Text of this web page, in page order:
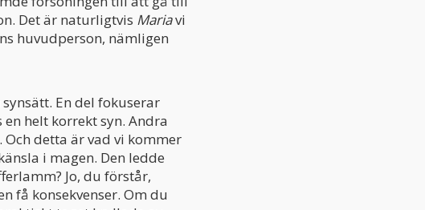
Det är naturligtvis Mariavi
huvudperson, nämligen
En del fokuserar
helt korrekt syn. Andra
detta är vad vi kommer
i magen. Den ledde
Jo, du förstår,
få konsekvenser. Om du